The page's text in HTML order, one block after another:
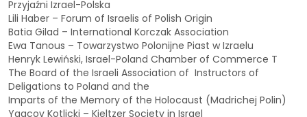
Przyjaźni Izrael-Polska
Lili Haber – Forum of Israelis of Polish Origin
Batia Gilad – International Korczak Association
Ewa Tanous – Towarzystwo Polonijne Piast w Izraelu
Henryk Lewiński, Israel-Poland Chamber of Commerce T
The Board of the Israeli Association of Instructors of
Deligations to Poland and the
Imparts of the Memory of the Holocaust (Madrichej Polin)
Yaacov Kotlicki – Kieltzer Society in Israel